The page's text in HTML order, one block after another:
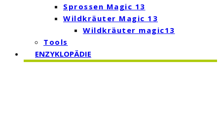
Sprossen Magic 13
Wildkräuter Magic 13
Wildkräuter magic13
Tools
ENZYKLOPÄDIE